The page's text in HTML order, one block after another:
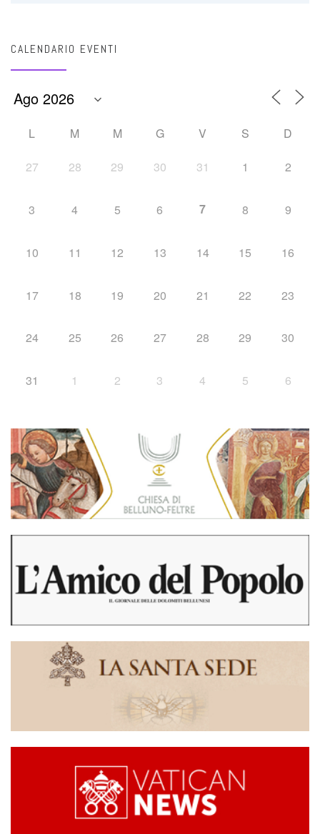
CALENDARIO EVENTI
L M M G V S D
27 28 29 30 31 1 2
3 4 5 6 7 8 9
10 11 12 13 14 15 16
17 18 19 20 21 22 23
24 25 26 27 28 29 30
31 1 2 3 4 5 6